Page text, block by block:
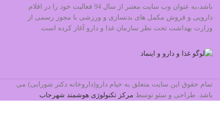
باشد،به عنوان وب سایت معتبر از سال 94 فعالیت خود را در اقلام
دارویی و فروش مکمل های بدنسازی و ورزشی با مجوز رسمی از
وزارت بهداشت تحت نظر سازمان غذا و دارو آغاز کرده است.
تمام حقوق این سایت متعلق به خیام دارو(داروخانه دکتر شورابی) می
باشد. طراحی و سئو توسط مرکز تکنولوژی هوشمند شهرجاب